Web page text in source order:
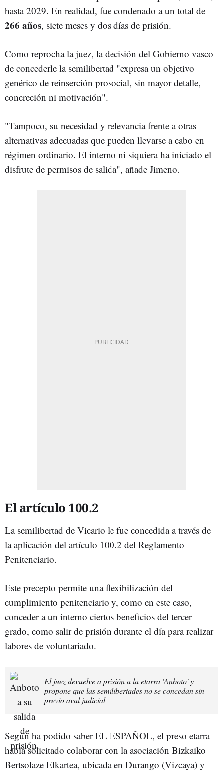
hasta 2029. En realidad, fue condenado a un total de
266 años, siete meses y dos días de prisión.
Como reprocha la juez, la decisión del Gobierno vasco
de concederle la semilibertad "expresa un objetivo
genérico de reinserción prosocial, sin mayor detalle,
concreción ni motivación".
"Tampoco, su necesidad y relevancia frente a otras
alternativas adecuadas que pueden llevarse a cabo en
régimen ordinario. El interno ni siquiera ha iniciado el
disfrute de permisos de salida", añade Jimeno.
El artículo 100.2
La semilibertad de Vicario le fue concedida a través de
la aplicación del artículo 100.2 del Reglamento
Penitenciario.
Este precepto permite una flexibilización del
cumplimiento penitenciario y, como en este caso,
conceder a un interno ciertos beneficios del tercer
grado, como salir de prisión durante el día para realizar
labores de voluntariado.
El juez devuelve a prisión a la etarra 'Anboto' y
propone que las semilibertades no se concedan sin
previo aval judicial
Según ha podido saber EL ESPAÑOL, el preso etarra
había solicitado colaborar con la asociación Bizkaiko
Bertsolaze Elkartea, ubicada en Durango (Vizcaya) y